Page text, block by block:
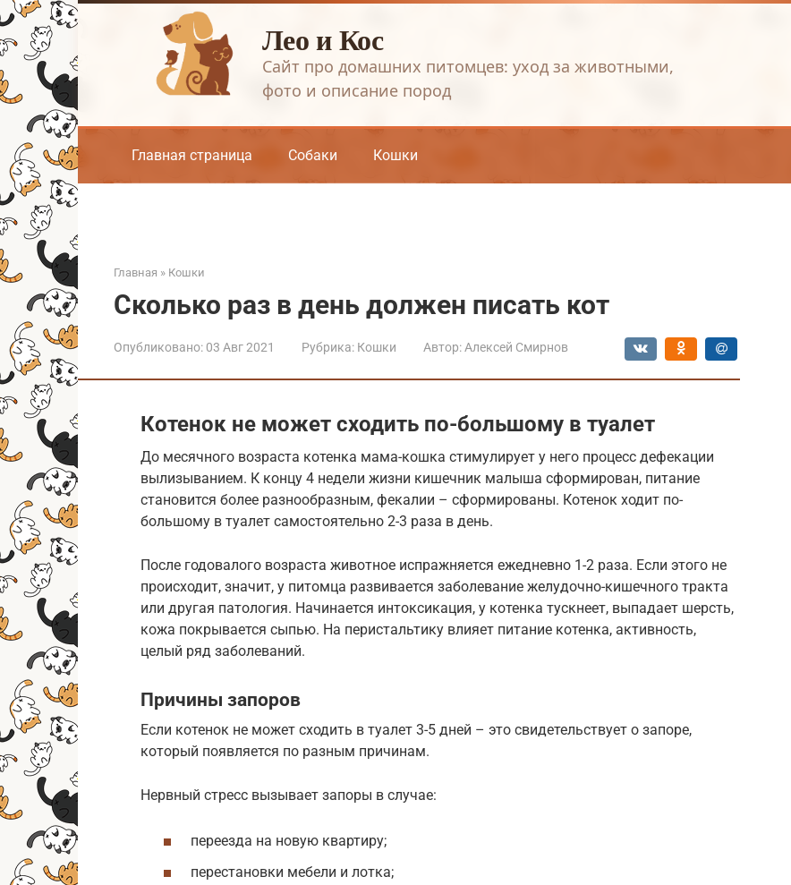
Перейти
к
контенту
Лео и Кос
Сайт про домашних питомцев: уход за животными,
фото и описание пород
Главная страница Собаки Кошки
Главная » Кошки
Сколько раз в день должен писать кот
Опубликовано: 03 Авг 2021 Рубрика: Кошки Автор: Алексей Смирнов
Котенок не может сходить по-большому в туалет
До месячного возраста котенка мама-кошка стимулирует у него процесс дефекации
вылизыванием. К концу 4 недели жизни кишечник малыша сформирован, питание
становится более разнообразным, фекалии – сформированы. Котенок ходит по-
большому в туалет самостоятельно 2-3 раза в день.
После годовалого возраста животное испражняется ежедневно 1-2 раза. Если этого не
происходит, значит, у питомца развивается заболевание желудочно-кишечного тракта
или другая патология. Начинается интоксикация, у котенка тускнеет, выпадает шерсть,
кожа покрывается сыпью. На перистальтику влияет питание котенка, активность,
целый ряд заболеваний.
Причины запоров
Если котенок не может сходить в туалет 3-5 дней – это свидетельствует о запоре,
который появляется по разным причинам.
Нервный стресс вызывает запоры в случае:
переезда на новую квартиру;
перестановки мебели и лотка;